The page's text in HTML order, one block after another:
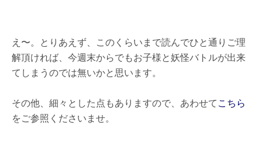
え〜。とりあえず、このくらいまで読んでひと通りご理
解頂ければ、今週末からでもお子様と妖怪バトルが出来
てしまうのでは無いかと思います。
その他、細々とした点もありますので、あわせてこちら
をご参照くださいませ。